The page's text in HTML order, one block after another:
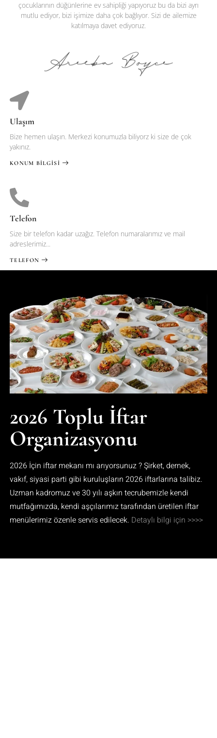
çocuklarının düğünlerine ev sahipliği yapıyoruz bu da bizi ayrı
mutlu ediyor, bizi işimize daha çok bağlıyor. Sizi de ailemize
katılmaya davet ediyoruz.
Ulaşım
Bize hemen ulaşın. Merkezi konumuzla biliyorz ki size de çok
yakınız.
KONUM BILGISI
Telefon
Size bir telefon kadar uzağız. Telefon numaralarımız ve mail
adreslerimiz...
TELEFON
2026 Toplu İftar
Organizasyonu
2026 İçin iftar mekanı mı arıyorsunuz ? Şirket, dernek,
vakıf, siyasi parti gibi kuruluşların 2026 iftarlarına talibiz.
Uzman kadromuz ve 30 yılı aşkın tecrubemizle kendi
mutfağımızda, kendi aşçılarımız tarafından üretilen iftar
menülerimiz özenle servis edilecek. Detaylı bilgi için >>>>